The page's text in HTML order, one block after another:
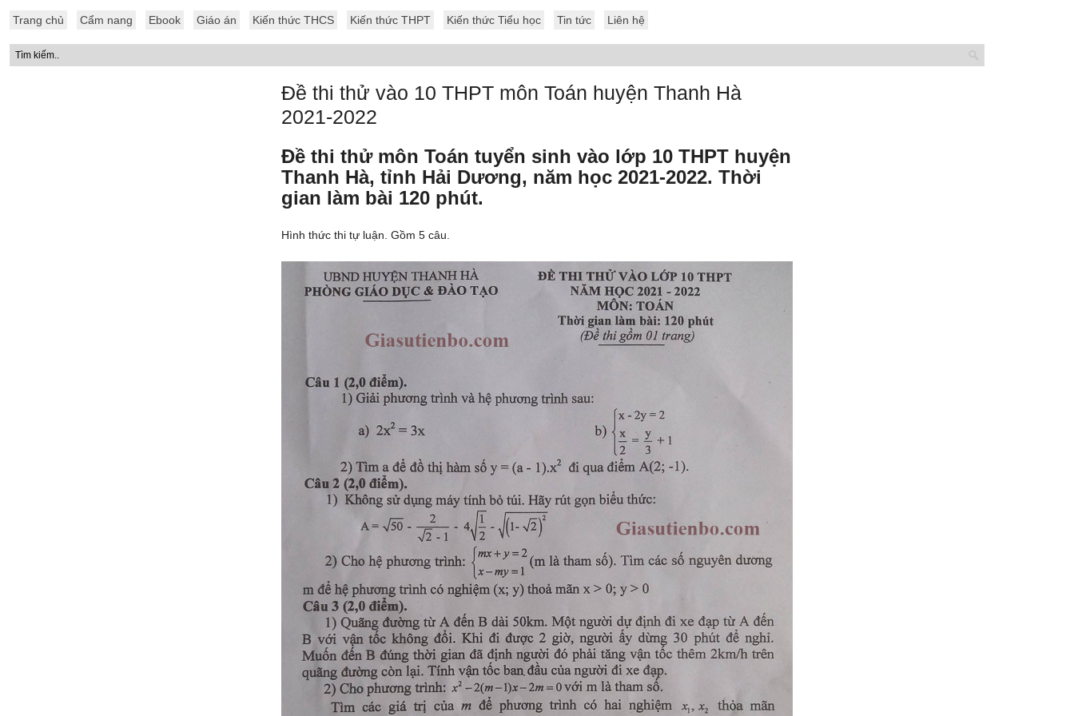
Trang chủ Cẩm nang Ebook Giáo án Kiến thức THCS Kiến thức THPT Kiến thức Tiểu học Tin tức Liên hệ
Đề thi thử vào 10 THPT môn Toán huyện Thanh Hà
2021-2022
Đề thi thử môn Toán tuyển sinh vào lớp 10 THPT huyện
Thanh Hà, tỉnh Hải Dương, năm học 2021-2022. Thời
gian làm bài 120 phút.
Hình thức thi tự luận. Gồm 5 câu.